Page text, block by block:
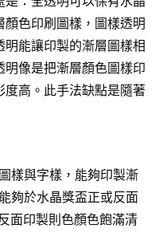
色印刷圖樣，圖樣透明
能讓印製的漸層圖樣相
像是把漸層顏色圖樣印
高。此手法缺點是隨著
樣與字樣，能夠印製漸
夠於水晶獎盃正或反面
面印製則色顏色飽滿清